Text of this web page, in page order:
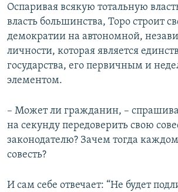
Оспаривая всякую тотальную
власть большинства, Торо строит
демократии на автономной,
личности, которая является
государства, его первичным и
элементом.
– Может ли гражданин, –
на секунду передоверить свою
законодателю? Зачем тогда
совесть?
И сам себе отвечает: “Не будет